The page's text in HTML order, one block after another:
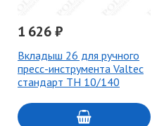
1 626 ₽
Вкладыш 26 для ручного
пресс-инструмента Valtec
стандарт ТН 10/140